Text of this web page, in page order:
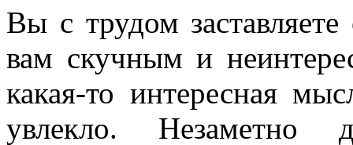
Вы с трудом заставляете
вам скучным и
какая-то интересная
увлекло. Незаметно